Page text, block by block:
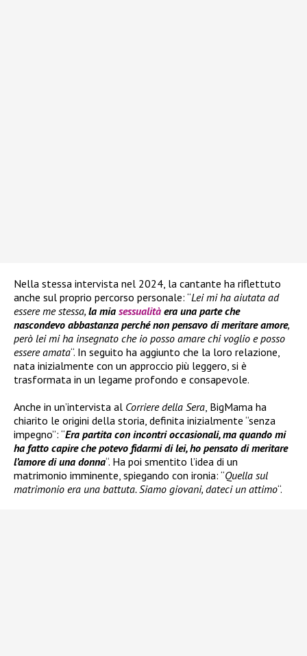
Nella stessa intervista nel 2024, la cantante ha riflettuto
anche sul proprio percorso personale: “Lei mi ha aiutata ad
essere me stessa, la mia sessualità era una parte che
nascondevo abbastanza perché non pensavo di meritare amore,
però lei mi ha insegnato che io posso amare chi voglio e posso
essere amata“. In seguito ha aggiunto che la loro relazione,
nata inizialmente con un approccio più leggero, si è
trasformata in un legame profondo e consapevole.
Anche in un’intervista al Corriere della Sera , BigMama ha
chiarito le origini della storia, definita inizialmente “senza
impegno”: “Era partita con incontri occasionali, ma quando mi
ha fatto capire che potevo fidarmi di lei, ho pensato di meritare
l’amore di una donna“. Ha poi smentito l’idea di un
matrimonio imminente, spiegando con ironia: “Quella sul
matrimonio era una battuta. Siamo giovani, dateci un attimo“.